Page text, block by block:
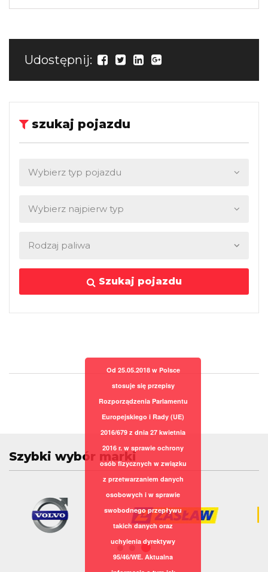
Udostępnij:
szukaj pojazdu
Szukaj pojazdu
Szybki wybór marki
Od 25.05.2018 w Polsce
stosuje się przepisy
Rozporządzenia Parlamentu
Europejskiego i Rady (UE)
2016/679 z dnia 27 kwietnia
2016 r. w sprawie ochrony
osób fizycznych w związku
z przetwarzaniem danych
osobowych i w sprawie
swobodnego przepływu
takich danych oraz
uchylenia dyrektywy
95/46/WE. Aktualna